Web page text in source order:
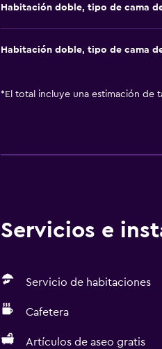
Habitación doble, tipo de cama
Habitación doble, tipo de cama
* El total incluye una estimación de
Servicios e
Servicio de habitaciones
Cafetera
Artículos de aseo gratis